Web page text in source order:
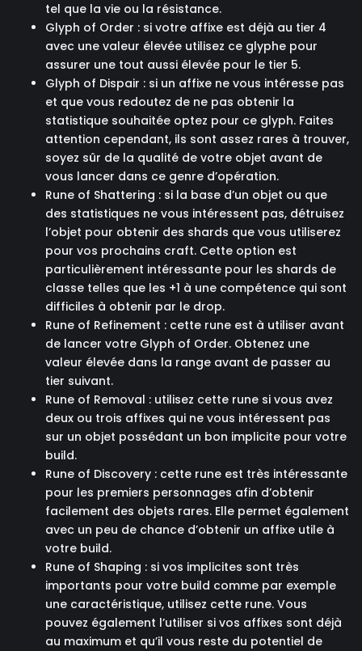
tel que la vie ou la résistance.
Glyph of Order : si votre affixe est déjà au tier 4
avec une valeur élevée utilisez ce glyphe pour
assurer une tout aussi élevée pour le tier 5.
Glyph of Dispair : si un affixe ne vous intéresse pas
et que vous redoutez de ne pas obtenir la
statistique souhaitée optez pour ce glyph. Faites
attention cependant, ils sont assez rares à trouver,
soyez sûr de la qualité de votre objet avant de
vous lancer dans ce genre d’opération.
Rune of Shattering : si la base d’un objet ou que
des statistiques ne vous intéressent pas, détruisez
l’objet pour obtenir des shards que vous utiliserez
pour vos prochains craft. Cette option est
particulièrement intéressante pour les shards de
classe telles que les +1 à une compétence qui sont
difficiles à obtenir par le drop.
Rune of Refinement : cette rune est à utiliser avant
de lancer votre Glyph of Order. Obtenez une
valeur élevée dans la range avant de passer au
tier suivant.
Rune of Removal : utilisez cette rune si vous avez
deux ou trois affixes qui ne vous intéressent pas
sur un objet possédant un bon implicite pour votre
build.
Rune of Discovery : cette rune est très intéressante
pour les premiers personnages afin d’obtenir
facilement des objets rares. Elle permet également
avec un peu de chance d’obtenir un affixe utile à
votre build.
Rune of Shaping : si vos implicites sont très
importants pour votre build comme par exemple
une caractéristique, utilisez cette rune. Vous
pouvez également l’utiliser si vos affixes sont déjà
au maximum et qu’il vous reste du potentiel de